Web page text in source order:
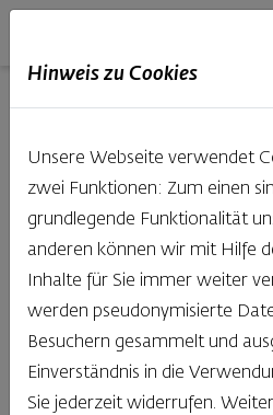
Green-
Salat mit
Hinweis zu Cookies
Unsere Webseite verwendet
zwei Funktionen: Zum einen
grundlegende Funktionalität
anderen können wir mit Hilfe
Inhalte für Sie immer weiter
werden pseudonymisierte
Besuchern gesammelt und
Einverständnis in die
Sie jederzeit widerrufen.